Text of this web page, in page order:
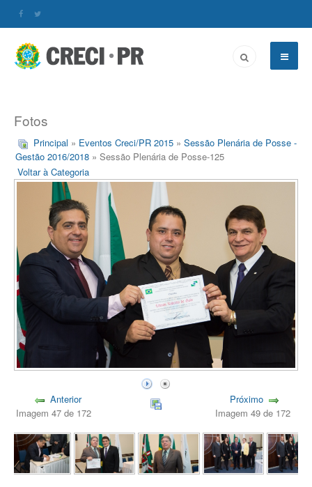
Fotos
Principal » Eventos Creci/PR 2015 » Sessão Plenária de Posse -
Gestão 2016/2018 » Sessão Plenária de Posse-125
Voltar à Categoria
Anterior
Imagem 47 de 172
Próximo
Imagem 49 de 172